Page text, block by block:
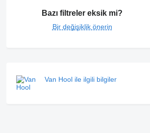
Bazı filtreler eksik mi?
Bir değişiklik önerin
Van Hool ile ilgili bilgiler